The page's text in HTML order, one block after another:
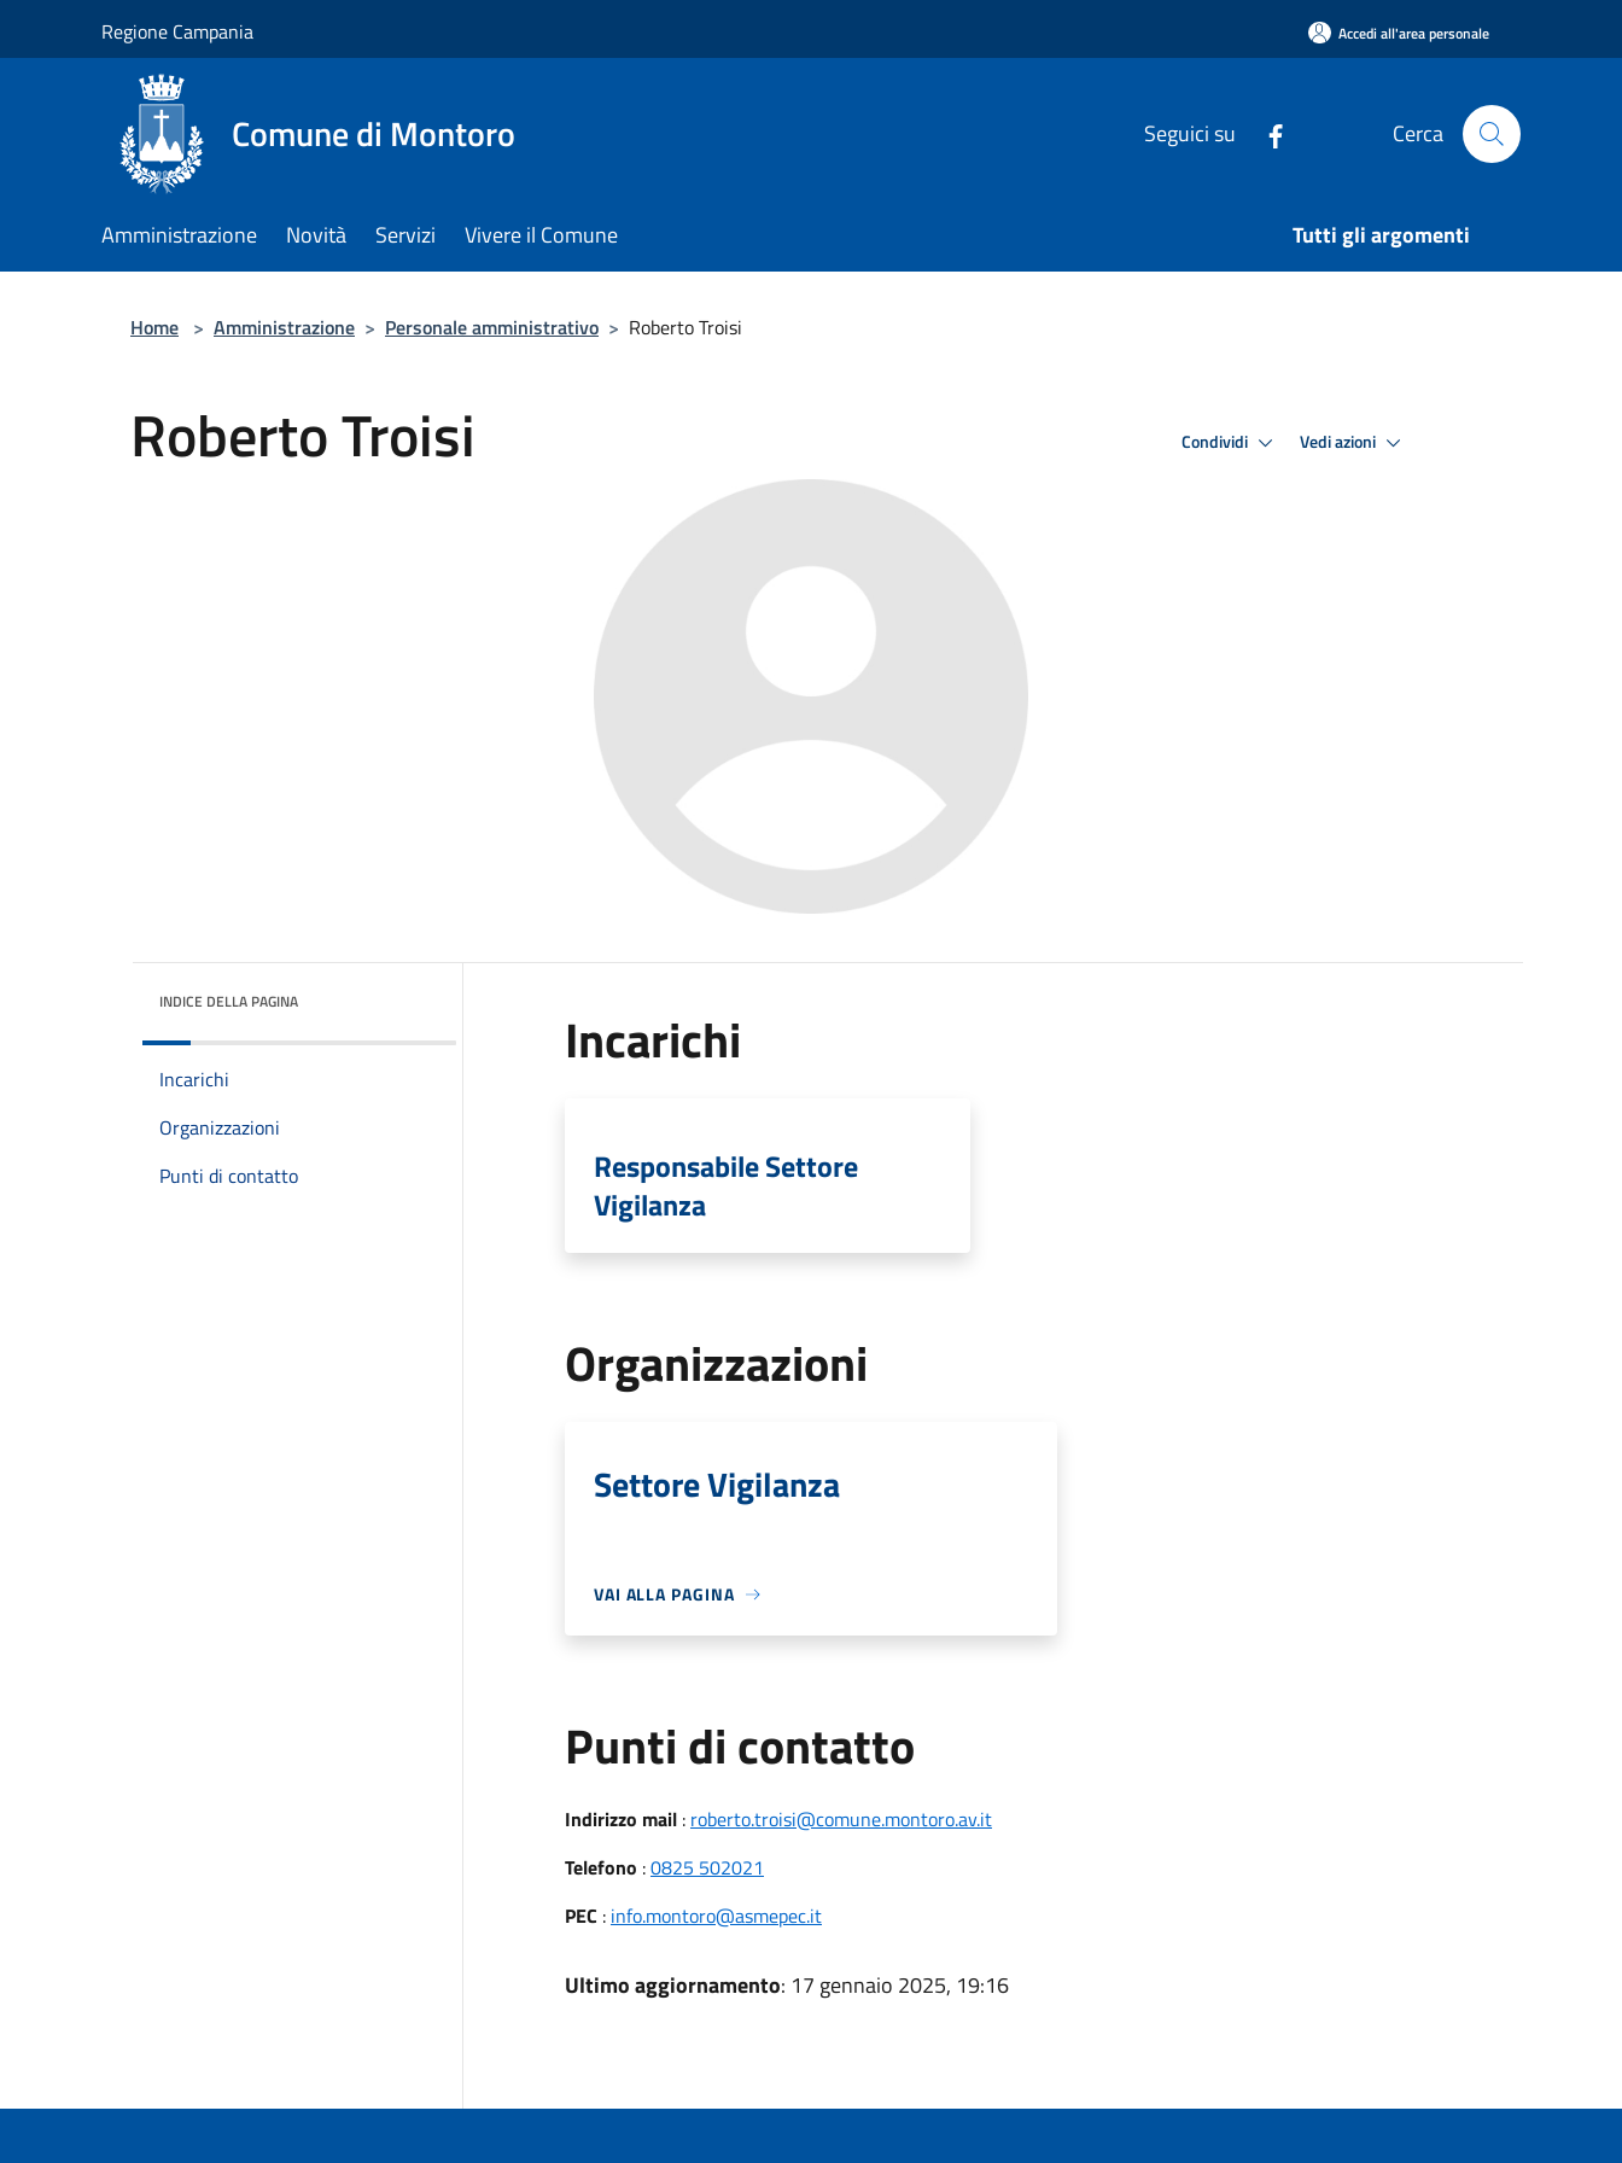
Regione Campania Accedi all'area personale
Comune di Montoro Seguici su Cerca
Amministrazione Novità Servizi Vivere il Comune Tutti gli argomenti
Home > Amministrazione > Personale amministrativo > Roberto Troisi
Roberto Troisi Condividi Vedi azioni
INDICE DELLA PAGINA
Incarichi
Organizzazioni
Punti di contatto
Incarichi
Responsabile Settore
Vigilanza
Organizzazioni
Settore Vigilanza
VAI ALLA PAGINA
Punti di contatto
Indirizzo mail: roberto.troisi@comune.montoro.av.it
Telefono :0825 502021
PEC : info.montoro@asmepec.it
Ultimo aggiornamento: 17 gennaio 2025, 19:16